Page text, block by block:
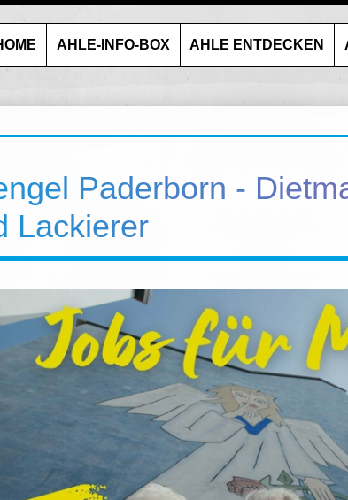
AHLE-INFO-BOX AHLE ENTDECKEN
Paderborn -
Lackierer